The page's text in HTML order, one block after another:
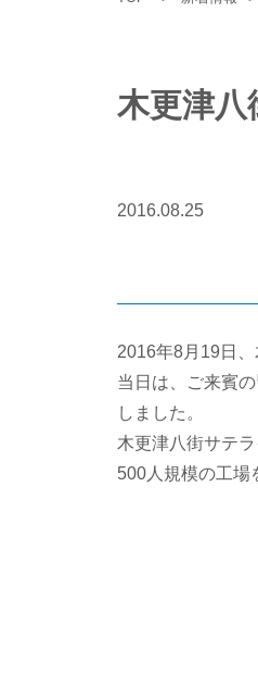
木更津
2016.08.25
2016年8月19日
当日は、ご来賓
しました。
木更津八街サテ
500人規模の工場